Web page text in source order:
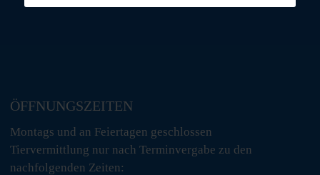
ÖFFNUNGSZEITEN
Montags und an Feiertagen geschlossen
Tiervermittlung nur nach Terminvergabe zu den
nachfolgenden Zeiten: